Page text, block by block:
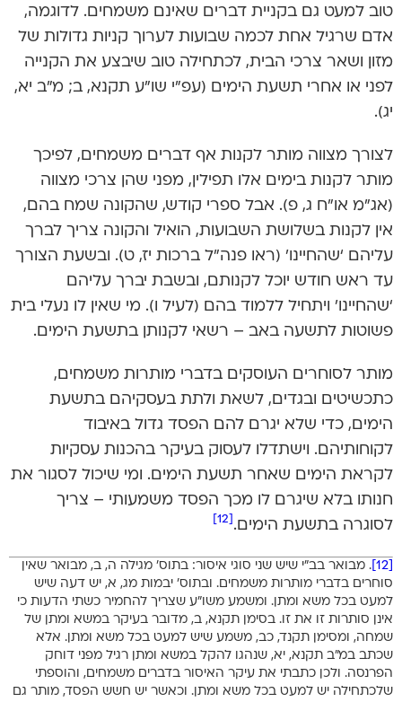
טוב למעט גם בקניית דברים שאינם משמחים. לדוגמה,
אדם שרגיל אחת לכמה שבועות לערוך קניות גדולות של
מזון ושאר צרכי הבית, לכתחילה טוב שיבצע את הקנייה
לפני או אחרי תשעת הימים (עפ”י שו”ע תקנא, ב; מ”ב יא,
יג).
לצורך מצווה מותר לקנות אף דברים משמחים, לפיכך
מותר לקנות בימים אלו תפילין, מפני שהן צרכי מצווה
(אג”מ או”ח ג, פ). אבל ספרי קודש, שהקונה שמח בהם,
אין לקנות בשלושת השבועות, הואיל והקונה צריך לברך
עליהם ‘שהחיינו’ (ראו פנה”ל ברכות יז, ט). ובשעת הצורך
עד ראש חודש יוכל לקנותם, ובשבת יברך עליהם
‘שהחיינו’ ויתחיל ללמוד בהם (לעיל ו). מי שאין לו נעלי בית
פשוטות לתשעה באב – רשאי לקנותן בתשעת הימים.
מותר לסוחרים העוסקים בדברי מותרות משמחים,
כתכשיטים ובגדים, לשאת ולתת בעסקיהם בתשעת
הימים, כדי שלא יגרם להם הפסד גדול באיבוד
לקוחותיהם. וישתדלו לעסוק בעיקר בהכנות עסקיות
לקראת הימים שאחר תשעת הימים. ומי שיכול לסגור את
חנותו בלא שיגרם לו מכך הפסד משמעותי – צריך
לסוגרה בתשעת הימים.
. מבואר בב”י שיש שני סוגי איסור: בתוס’ מגילה ה, ב, מבואר שאין
סוחרים בדברי מותרות משמחים. ובתוס’ יבמות מג, א, יש דעה שיש
למעט בכל משא ומתן. ומשמע משו”ע שצריך להחמיר כשתי הדעות כי
אינן סותרות זו את זו. בסימן תקנא, ב, מדובר בעיקר במשא ומתן של
שמחה, ומסימן תקנד, כב, משמע שיש למעט בכל משא ומתן. אלא
שכתב במ”ב תקנא, יא, שנהגו להקל במשא ומתן רגיל מפני דוחק
הפרנסה. ולכן כתבתי את עיקר האיסור בדברים משמחים, והוספתי
שלכתחילה יש למעט בכל משא ומתן. וכאשר יש חשש הפסד, מותר גם